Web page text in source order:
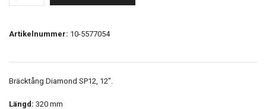
Artikelnummer: 10-5577054
Bräcktång Diamond SP12, 12".
Längd: 320 mm